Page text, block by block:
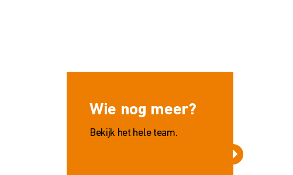
Wie nog meer?
Bekijk het hele team.